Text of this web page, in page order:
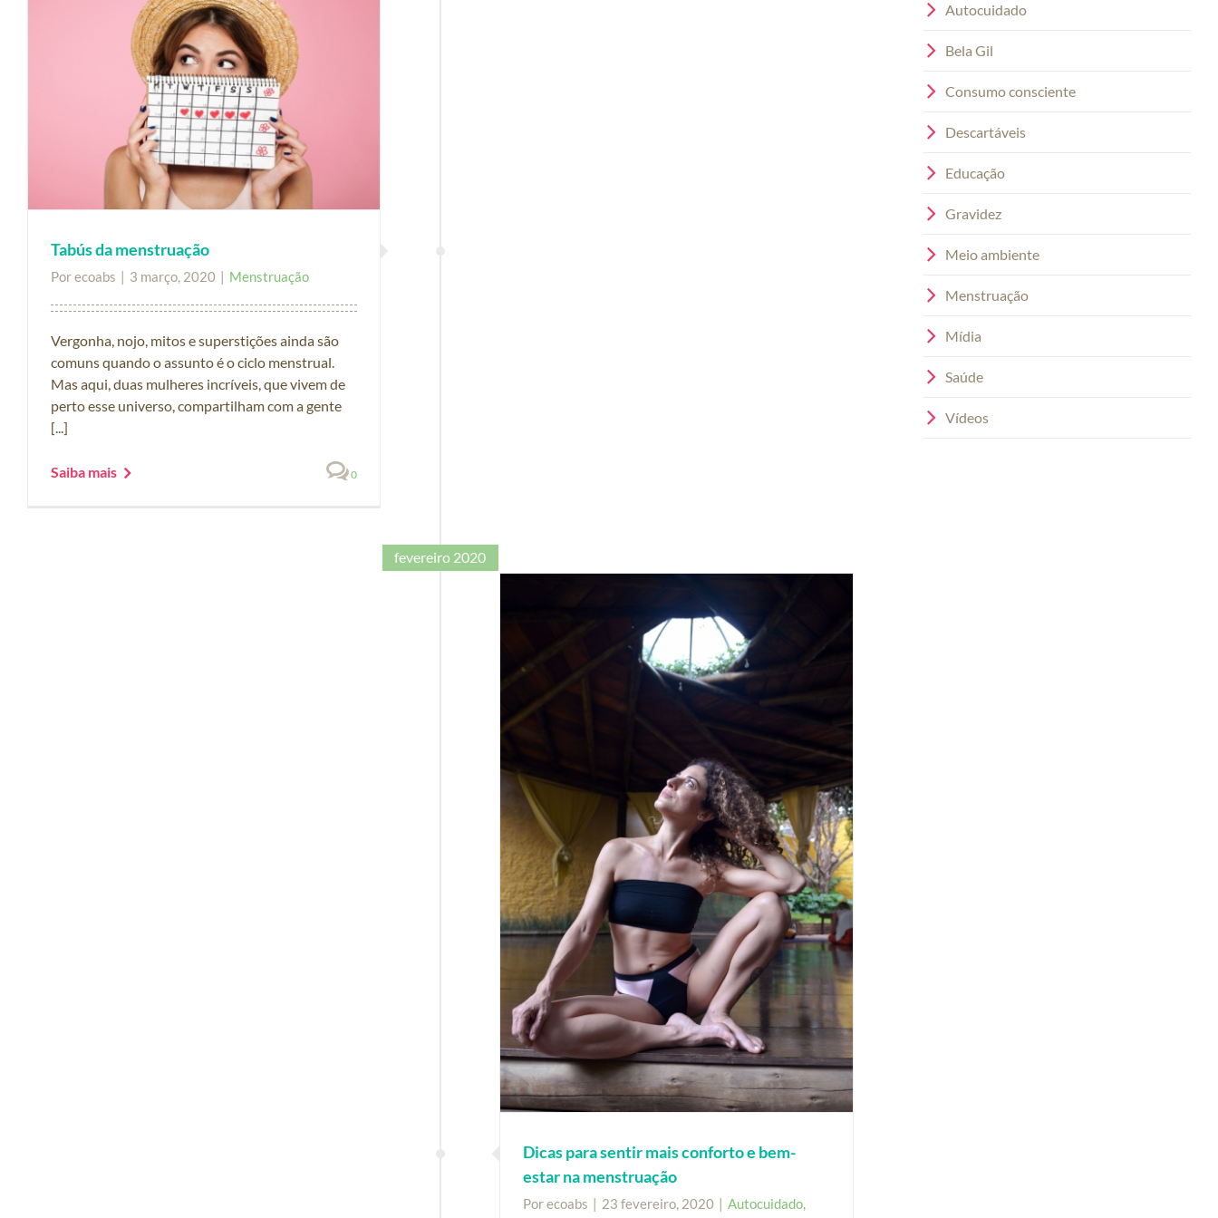
Tabús da menstruação
Porecoabs 3 março, 2020 Menstruação
Vergonha, nojo, mitos e superstições ainda são
comuns quando o assunto é o ciclo menstrual.
Mas aqui, duas mulheres incríveis, que vivem de
perto esse universo, compartilham com a gente
[...]
Saiba mais 0
fevereiro 2020
Dicas para sentir mais conforto e bem-
estar na menstruação
Porecoabs | 23 fevereiro, 2020 | Autocuidado,
Autocuidado
Bela Gil
Consumo consciente
Descartáveis
Educação
Gravidez
Meio ambiente
Menstruação
Mídia
Saúde
Vídeos